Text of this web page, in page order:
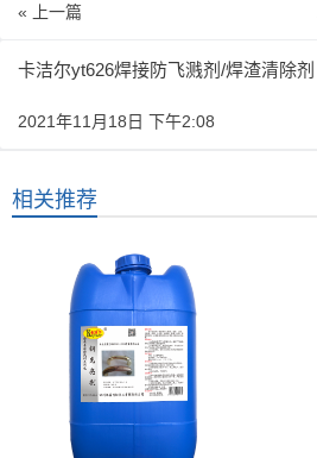
« 上一篇
卡洁尔yt626焊接防飞溅剂/焊渣清除剂
2021年11月18日 下午2:08
相关推荐